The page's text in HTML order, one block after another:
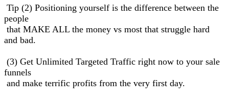
Tip (2) Positioning yourself is the difference between the
people
that MAKE ALL the money vs most that struggle hard
and bad.
(3) Get Unlimited Targeted Traffic right now to your sale
funnels
and make terrific profits from the very first day.